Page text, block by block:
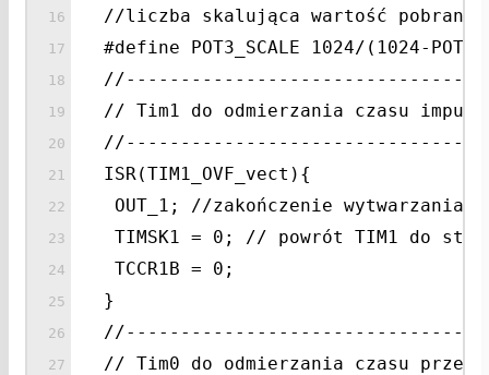
//liczba skalująca wartość pobraną z
#define POT3_SCALE 1024/(1024-
// Tim1 do odmierzania czasu
ISR(TIM1_OVF_vect){
OUT_1; //zakończenie wytwarzania
TIMSK1 = 0; // powrót TIM1 do
TCCR1B = 0;
}
// Tim0 do odmierzania czasu